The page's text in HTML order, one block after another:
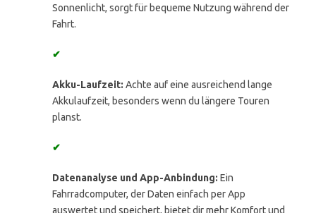
Sonnenlicht, sorgt für bequeme Nutzung während der
Fahrt.
✔
Akku-Laufzeit: Achte auf eine ausreichend lange
Akkulaufzeit, besonders wenn du längere Touren
planst.
✔
Datenanalyse und App-Anbindung: Ein
Fahrradcomputer, der Daten einfach per App
auswertet und speichert, bietet dir mehr Komfort und